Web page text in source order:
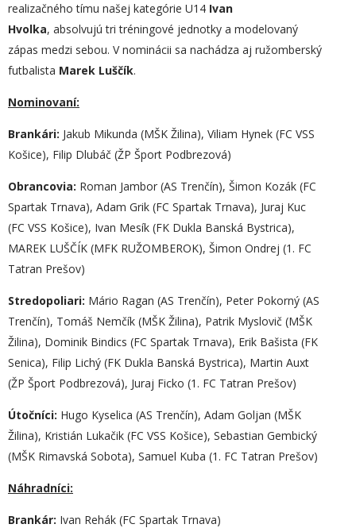
realizačného tímu našej kategórie U14 Ivan
Hvolka, absolvujú tri tréningové jednotky a modelovaný
zápas medzi sebou. V nominácii sa nachádza aj ružomberský
futbalista Marek Luščík.
Nominovaní:
Brankári: Jakub Mikunda (MŠK Žilina), Viliam Hynek (FC VSS
Košice), Filip Dlubáč (ŽP Šport Podbrezová)
Obrancovia: Roman Jambor (AS Trenčín), Šimon Kozák (FC
Spartak Trnava), Adam Grik (FC Spartak Trnava), Juraj Kuc
(FC VSS Košice), Ivan Mesík (FK Dukla Banská Bystrica),
MAREK LUŠČÍK (MFK RUŽOMBEROK), Šimon Ondrej (1. FC
Tatran Prešov)
Stredopoliari: Mário Ragan (AS Trenčín), Peter Pokorný (AS
Trenčín), Tomáš Nemčík (MŠK Žilina), Patrik Myslovič (MŠK
Žilina), Dominik Bindics (FC Spartak Trnava), Erik Bašista (FK
Senica), Filip Lichý (FK Dukla Banská Bystrica), Martin Auxt
(ŽP Šport Podbrezová), Juraj Ficko (1. FC Tatran Prešov)
Útočníci: Hugo Kyselica (AS Trenčín), Adam Goljan (MŠK
Žilina), Kristián Lukačik (FC VSS Košice), Sebastian Gembický
(MŠK Rimavská Sobota), Samuel Kuba (1. FC Tatran Prešov)
Náhradníci:
Brankár: Ivan Rehák (FC Spartak Trnava)